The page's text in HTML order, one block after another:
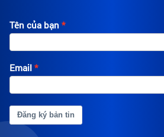
Tên của bạn
Email
Đăng ký bản tin